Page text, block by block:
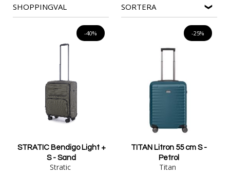
SHOPPINGVAL SORTERA
-40%
STRATIC Bendigo Light +
S - Sand
Stratic
-25%
TITAN Litron 55 cm S -
Petrol
Titan